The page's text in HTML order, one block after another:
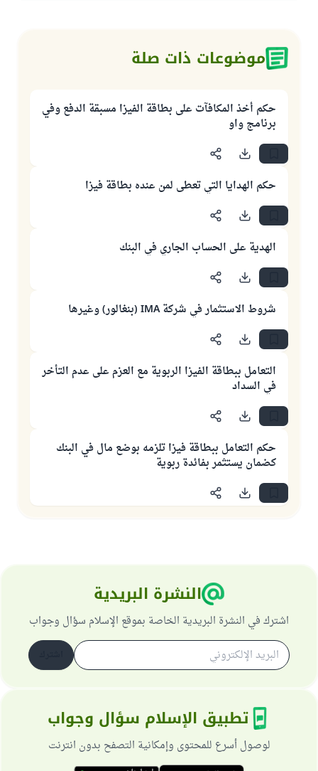
موضوعات ذات صلة
حكم أخذ المكافآت على بطاقة الفيزا مسبقة الدفع وفي
برنامج واو
حكم الهدايا التي تعطى لمن عنده بطاقة فيزا
الهدية على الحساب الجاري في البنك
شروط الاستثمار في شركة IMA (بنغالور) وغيرها
التعامل ببطاقة الفيزا الربوية مع العزم على عدم التأخر
في السداد
حكم التعامل ببطاقة فيزا تلزمه بوضع مال في البنك
كضمان يستثمر بفائدة ربوية
النشرة البريدية
اشترك في النشرة البريدية الخاصة بموقع الإسلام سؤال وجواب
تطبيق الإسلام سؤال وجواب
لوصول أسرع للمحتوى وإمكانية التصفح بدون انترنت